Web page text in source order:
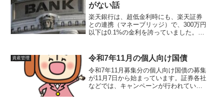
がない話
楽天銀行は、超低金利時にも、楽天証券
との連携（マネーブリッジ）で、300万円
以下は0.1%の金利を誇っていました。令
利動向を踏まえ、円預金金利の引き上げ
を行う銀行が...
資産管理 令和7年11月の個人向け国債
令和7年11月募集分の個人向け国債の募集
が11月7日から始まっています。証券各社
などでは、キャンペーンが行われていま